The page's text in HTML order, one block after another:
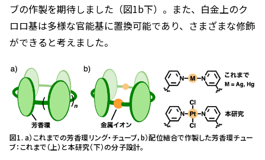
ブの作製を期待しました（図1b下）。また、白金上のク
ロロ基は多様な官能基に置換可能であり、さまざまな修飾
ができると考えました。
図1. a）これまでの芳香環リング・チューブ，b）配位結合で作製した芳香環チュー
ブ：これまで（上）と本研究（下）の分子設計。